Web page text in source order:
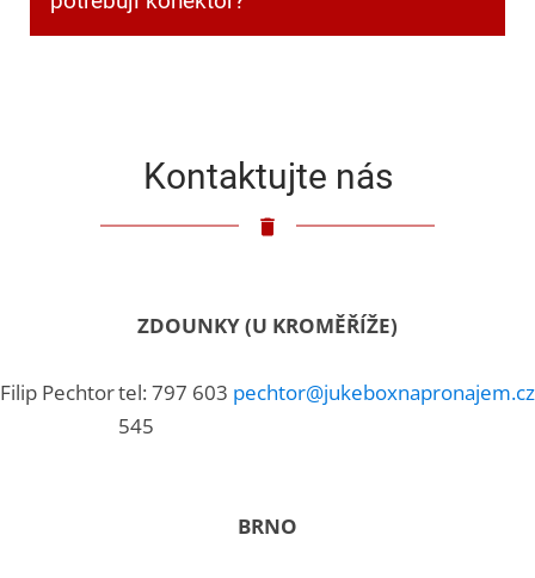
Kontaktujte nás
ZDOUNKY (U KROMĚŘÍŽE)
Filip Pechtortel: 797 603
545
pechtor@jukeboxnapronajem.cz
BRNO